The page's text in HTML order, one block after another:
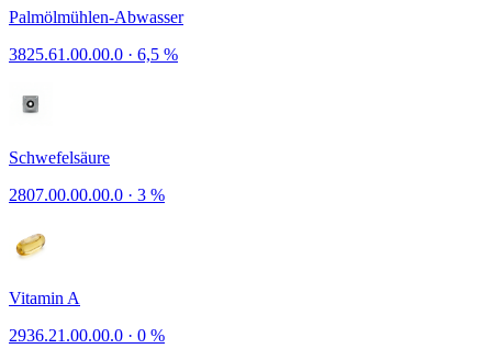
Palmölmühlen-Abwasser
3825.61.00.00.0 · 6,5 %
Schwefelsäure
2807.00.00.00.0 · 3 %
Vitamin A
2936.21.00.00.0 · 0 %